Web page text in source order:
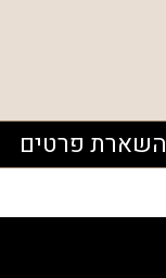
השארת פרטים